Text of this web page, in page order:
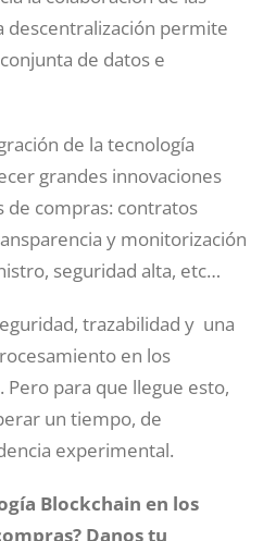
descentralización permite
de datos e
de la tecnología
grandes innovaciones
compras: contratos
y monitorización
seguridad alta, etc…
trazabilidad y una
en los
Pero para que llegue esto,
un tiempo, de
experimental.
Blockchain en los
Danos tu